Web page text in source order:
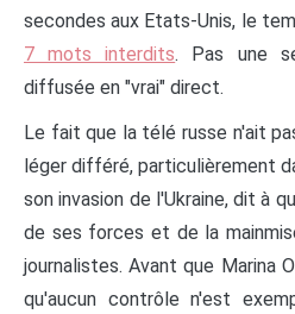
secondes aux Etats-Unis, le
7 mots interdits. Pas une
diffusée en "vrai" direct.
Le fait que la télé russe n'ait
léger différé, particulièrement
son invasion de l'Ukraine, dit à
de ses forces et de la
journalistes. Avant que Marina
qu'aucun contrôle n'est